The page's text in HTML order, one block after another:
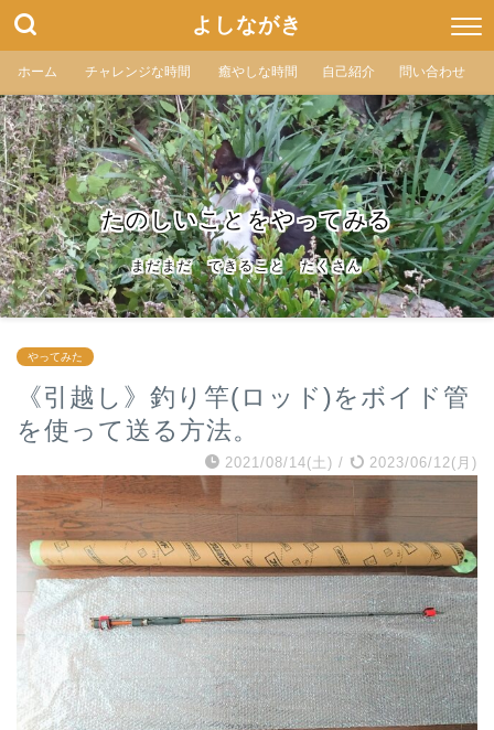
よしながき
ホーム チャレンジな時間 癒やしな時間 自己紹介 問い合わせ
たのしいことをやってみる
まだまだ できること たくさん
やってみた
《引越し》釣り竿(ロッド)をボイド管
を使って送る方法。
2021/08/14(土) / 2023/06/12(月)